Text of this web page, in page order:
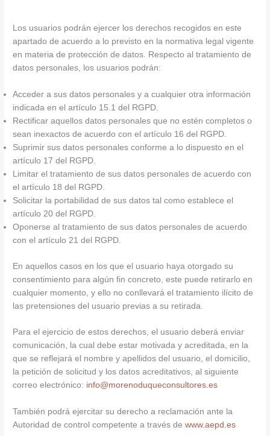
Los usuarios podrán ejercer los derechos recogidos en este
apartado de acuerdo a lo previsto en la normativa legal vigente
en materia de protección de datos. Respecto al tratamiento de
datos personales, los usuarios podrán:
Acceder a sus datos personales y a cualquier otra información
indicada en el artículo 15.1 del RGPD.
Rectificar aquellos datos personales que no estén completos o
sean inexactos de acuerdo con el artículo 16 del RGPD.
Suprimir sus datos personales conforme a lo dispuesto en el
artículo 17 del RGPD.
Limitar el tratamiento de sus datos personales de acuerdo con
el artículo 18 del RGPD.
Solicitar la portabilidad de sus datos tal como establece el
artículo 20 del RGPD.
Oponerse al tratamiento de sus datos personales de acuerdo
con el artículo 21 del RGPD.
En aquellos casos en los que el usuario haya otorgado su
consentimiento para algún fin concreto, este puede retirarlo en
cualquier momento, y ello no conllevará el tratamiento ilícito de
las pretensiones del usuario previas a su retirada.
Para el ejercicio de estos derechos, el usuario deberá enviar
comunicación, la cual debe estar motivada y acreditada, en la
que se reflejará el nombre y apellidos del usuario, el domicilio,
la petición de solicitud y los datos acreditativos, al siguiente
correo electrónico: info@morenoduqueconsultores.es
También podrá ejercitar su derecho a reclamación ante la
Autoridad de control competente a través dewww.aepd.es